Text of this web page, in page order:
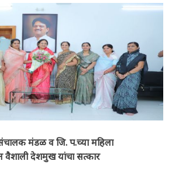
मंडळ व जि. प.च्या महिला
देशमुख यांचा सत्कार